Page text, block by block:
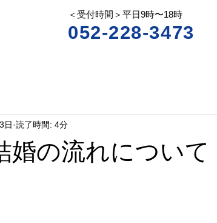
＜受付時間＞平日9時〜18時
052-228-3473
婚の流れについて
日 読了時間: 4分